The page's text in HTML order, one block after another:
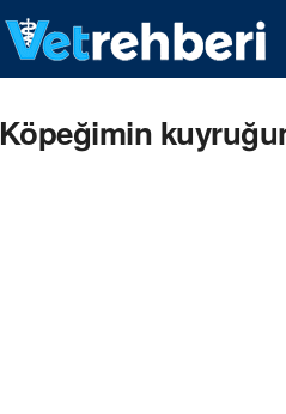
Köpeğimin